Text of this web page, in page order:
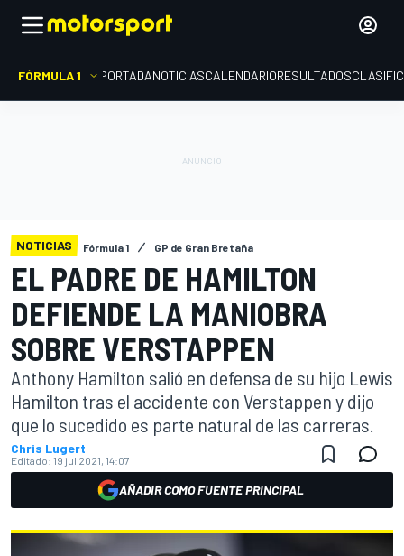
FÓRMULA 1 PORTADANOTICIASCALENDARIORESULTADOS
NOTICIAS Fórmula 1 GP de Gran Bretaña
EL PADRE DE HAMILTON
DEFIENDE LA MANIOBRA
SOBRE VERSTAPPEN
Anthony Hamilton salió en defensa de su hijo Lewis
Hamilton tras el accidente con Verstappen y dijo
que lo sucedido es parte natural de las carreras.
Chris Lugert
Editado: 19 jul 2021, 14:07
AÑADIR COMO FUENTE PRINCIPAL